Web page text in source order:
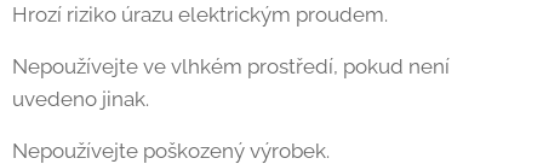
Hrozí riziko úrazu elektrickým proudem.
Nepoužívejte ve vlhkém prostředí, pokud není
uvedeno jinak.
Nepoužívejte poškozený výrobek.